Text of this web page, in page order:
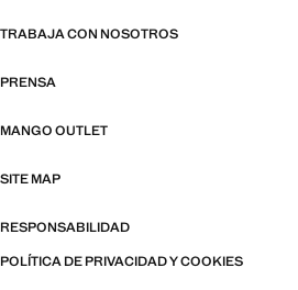
TRABAJA CON NOSOTROS
PRENSA
MANGO OUTLET
SITE MAP
RESPONSABILIDAD
POLÍTICA DE PRIVACIDAD Y COOKIES